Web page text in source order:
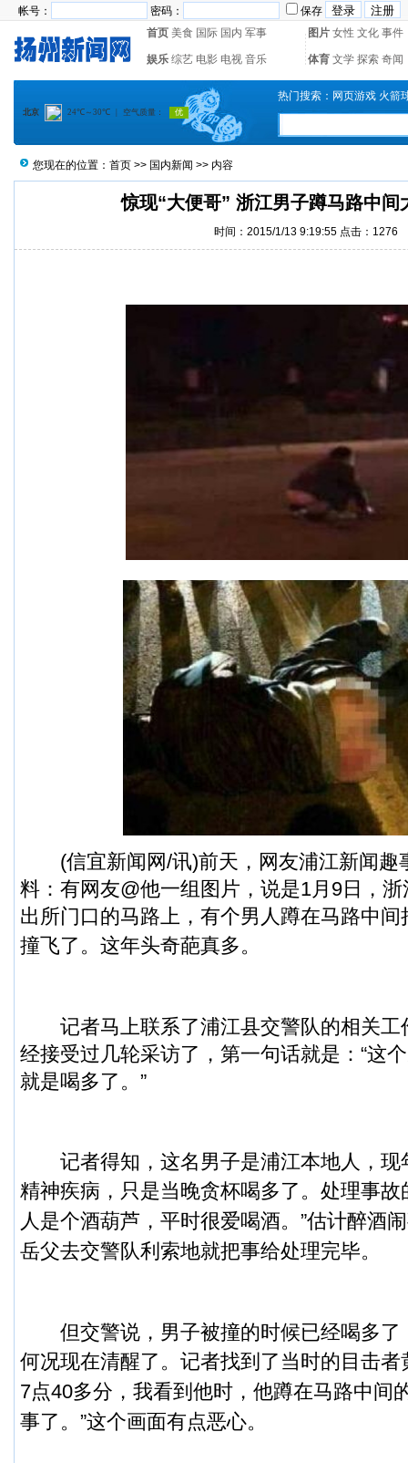
帐号： 密码：
保存
首页 美食 国际 国内 军事 图片 女性 文化 事件
娱乐 综艺 电影 电视 音乐 体育 文学 探索 奇闻
热门搜索： 网页游戏 火箭
您现在的位置： 首页 >> 国内新闻 >> 内容
惊现“大便哥” 浙江男子蹲马路中间
时间：2015/1/13 9:19:55 点击： 1276
(信宜新闻 网/讯)前天，网友浦江新闻
料：有网友@他一组图片，说是1月9日，
出所门口的马路上，有个男人蹲在马路中
撞飞了。 这年头奇葩真多。
记者马上联系了浦江县交警队的相关工
经接受过几轮采访了，第一句话就是：“这
就是喝多了。”
记者得知，这名男子是浦江本地人，现
精神疾病，只是当晚贪杯喝多了。 处理事故
人是个酒葫芦，平时很爱喝酒。”估计醉酒
岳父去交警队利索地就把事给处理完毕。
但交警说，男子被撞的时候已经喝多了
何况现在清醒了。记者找到了当时的目击者
7点40多分，我看到他时，他蹲在马路中间
事了。”这个画面有点恶心。